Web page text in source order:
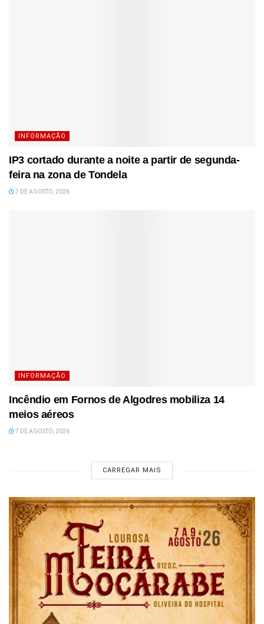
INFORMAÇÃO
IP3 cortado durante a noite a partir de segunda-
feira na zona de Tondela
7 DE AGOSTO, 2026
INFORMAÇÃO
Incêndio em Fornos de Algodres mobiliza 14
meios aéreos
7 DE AGOSTO, 2026
CARREGAR MAIS